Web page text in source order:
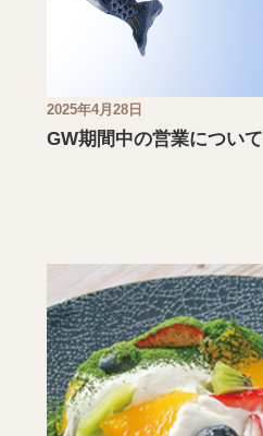
2025年4月28日
GW期間中の営業について